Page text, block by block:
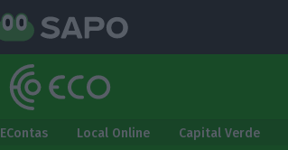
EContas Local Online Capital Verde